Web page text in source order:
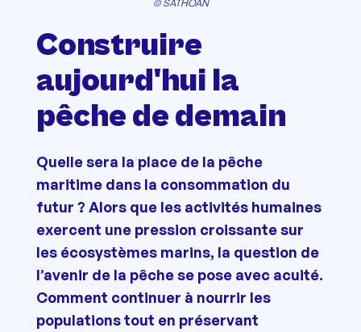
© SATHOAN
Construire
aujourd'hui la
pêche de demain
Quelle sera la place de la pêche
maritime dans la consommation du
futur ? Alors que les activités humaines
exercent une pression croissante sur
les écosystèmes marins, la question de
l’avenir de la pêche se pose avec acuité.
Comment continuer à nourrir les
populations tout en préservant